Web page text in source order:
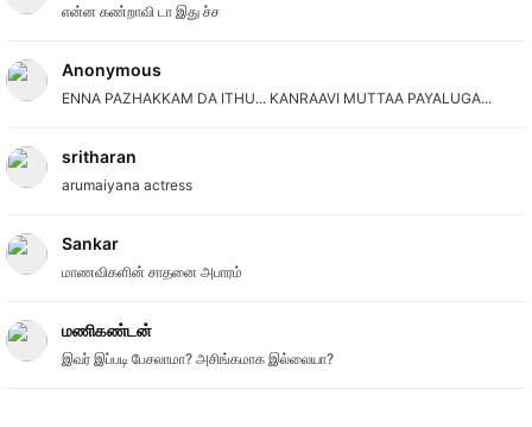
என்ன கண்றாவி டா இது ச்ச
Anonymous
ENNA PAZHAKKAM DA ITHU... KANRAAVI MUTTAA PAYALUGA...
sritharan
arumaiyana actress
Sankar
மாணவிகளின் சாதனை அபாரம்
மணிகண்டன்
இவர் இப்படி பேசலாமா? அசிங்கமாக இல்லையா?